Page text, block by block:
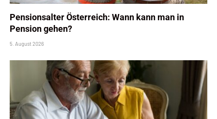
Pensionsalter Österreich: Wann kann man in
Pension gehen?
5. August 2026